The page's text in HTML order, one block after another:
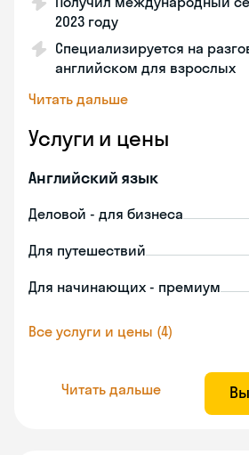
2023 году
Специализируется на
английском для взрослых
Читать дальше
Услуги и цены
Английский язык
Деловой - для бизнеса
Для путешествий
Для начинающих - премиум
Все услуги и цены (4)
Читать дальше